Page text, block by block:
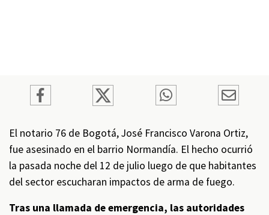
El notario 76 de Bogotá, José Francisco Varona Ortiz,
fue asesinado en el barrio Normandía. El hecho ocurrió
la pasada noche del 12 de julio luego de que habitantes
del sector escucharan impactos de arma de fuego.
Tras una llamada de emergencia, las autoridades